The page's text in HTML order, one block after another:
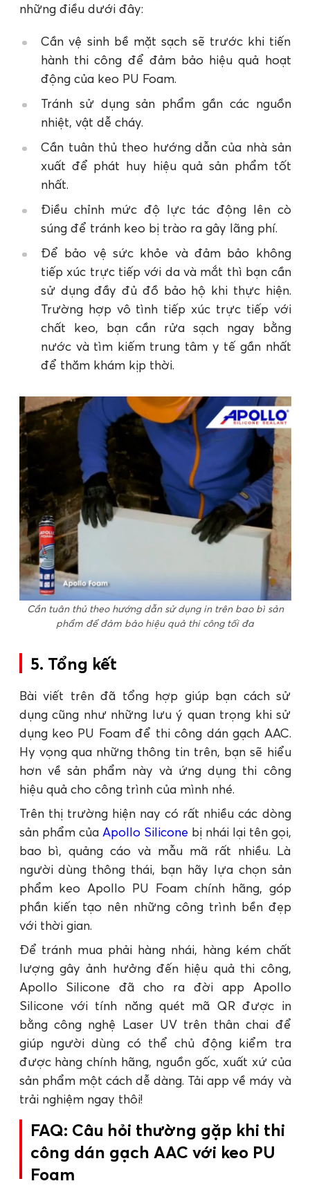
những điều dưới đây:
Cần vệ sinh bề mặt sạch sẽ trước khi tiến
hành thi công để đảm bảo hiệu quả hoạt
động của keo PU Foam.
Tránh sử dụng sản phẩm gần các nguồn
nhiệt, vật dễ cháy.
Cần tuân thủ theo hướng dẫn của nhà sản
xuất để phát huy hiệu quả sản phẩm tốt
nhất.
Điều chỉnh mức độ lực tác động lên cò
súng để tránh keo bị trào ra gây lãng phí.
Để bảo vệ sức khỏe và đảm bảo không
tiếp xúc trực tiếp với da và mắt thì bạn cần
sử dụng đầy đủ đồ bảo hộ khi thực hiện.
Trường hợp vô tình tiếp xúc trực tiếp với
chất keo, bạn cần rửa sạch ngay bằng
nước và tìm kiếm trung tâm y tế gần nhất
để thăm khám kịp thời.
Cần tuân thủ theo hướng dẫn sử dụng in trên bao bì sản
phẩm để đảm bảo hiệu quả thi công tối đa
5. Tổng kết
Bài viết trên đã tổng hợp giúp bạn cách sử
dụng cũng như những lưu ý quan trọng khi sử
dụng keo PU Foam để thi công dán gạch AAC.
Hy vọng qua những thông tin trên, bạn sẽ hiểu
hơn về sản phẩm này và ứng dụng thi công
hiệu quả cho công trình của mình nhé.
Trên thị trường hiện nay có rất nhiều các dòng
sản phẩm của Apollo Silicone bị nhái lại tên gọi,
bao bì, quảng cáo và mẫu mã rất nhiều. Là
người dùng thông thái, bạn hãy lựa chọn sản
phẩm keo Apollo PU Foam chính hãng, góp
phần kiến tạo nên những công trình bền đẹp
với thời gian.
Để tránh mua phải hàng nhái, hàng kém chất
lượng gây ảnh hưởng đến hiệu quả thi công,
Apollo Silicone đã cho ra đời app Apollo
Silicone với tính năng quét mã QR được in
bằng công nghệ Laser UV trên thân chai để
giúp người dùng có thể chủ động kiểm tra
được hàng chính hãng, nguồn gốc, xuất xứ của
sản phẩm một cách dễ dàng. Tải app về máy và
trải nghiệm ngay thôi!
FAQ: Câu hỏi thường gặp khi thi
công dán gạch AAC với keo PU
Foam